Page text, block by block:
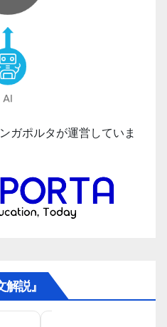
ガポルタが運営していま
説』